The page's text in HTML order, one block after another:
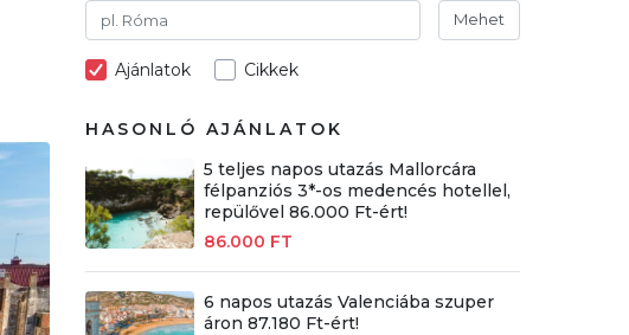
Mehet
Ajánlatok Cikkek
HASONLÓ AJÁNLATOK
5 teljes napos utazás Mallorcára
félpanziós 3*-os medencés hotellel,
repülővel 86.000 Ft-ért!
86.000 FT
6 napos utazás Valenciába szuper
áron 87.180 Ft-ért!